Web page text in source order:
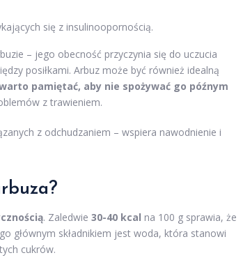
się z insulinoopornością.
– jego obecność przyczynia się do uczucia
posiłkami. Arbuz może być również idealną
pamiętać, aby nie spożywać go późnym
z trawieniem.
z odchudzaniem – wspiera nawodnienie i
?
. Zaledwie 30-40 kcal na 100 g sprawia, że
głównym składnikiem jest woda, która stanowi
cukrów.